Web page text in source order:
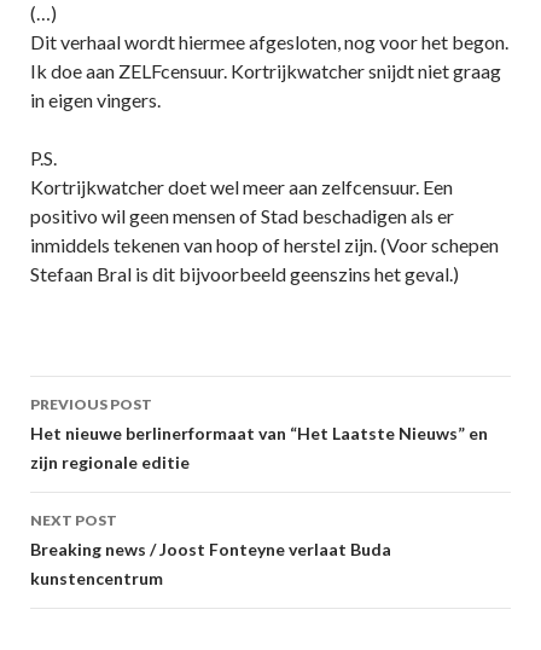
(…)
Dit verhaal wordt hiermee afgesloten, nog voor het begon.
Ik doe aan ZELFcensuur. Kortrijkwatcher snijdt niet graag
in eigen vingers.
P.S.
Kortrijkwatcher doet wel meer aan zelfcensuur. Een
positivo wil geen mensen of Stad beschadigen als er
inmiddels tekenen van hoop of herstel zijn. (Voor schepen
Stefaan Bral is dit bijvoorbeeld geenszins het geval.)
Post
navigation
PREVIOUS POST
Het nieuwe berlinerformaat van “Het Laatste Nieuws” en
zijn regionale editie
NEXT POST
Breaking news / Joost Fonteyne verlaat Buda
kunstencentrum